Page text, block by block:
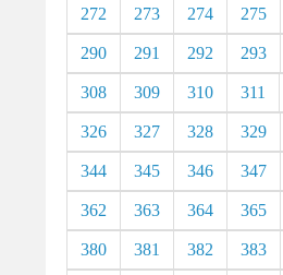
272 273 274 275
290 291 292 293
308 309 310 311
326 327 328 329
344 345 346 347
362 363 364 365
380 381 382 383